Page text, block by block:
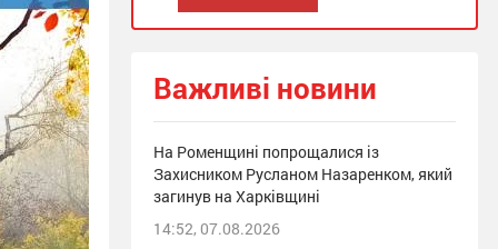
Важливі новини
На Роменщині попрощалися із
Захисником Русланом Назаренком, який
загинув на Харківщині
14:52, 07.08.2026